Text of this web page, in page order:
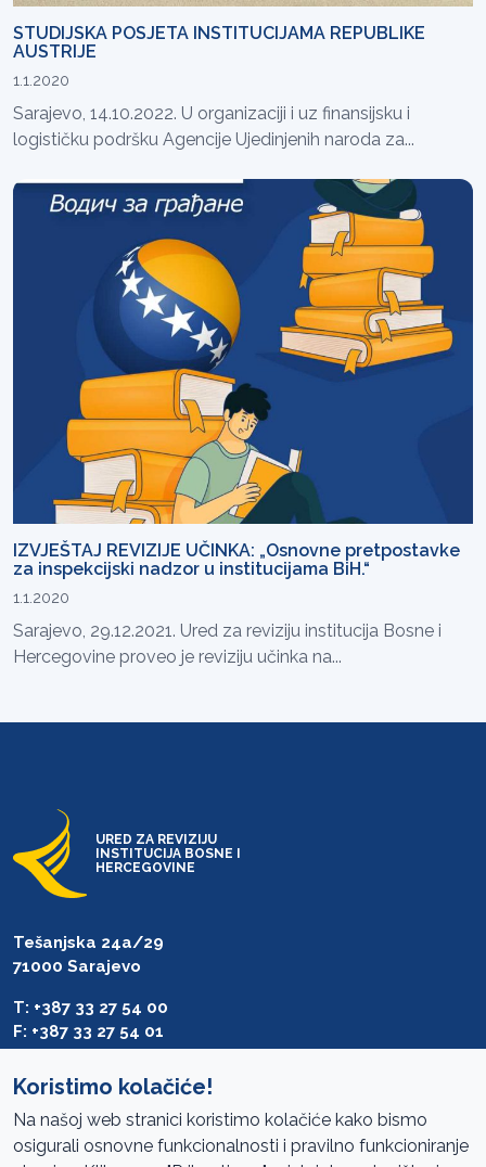
STUDIJSKA POSJETA INSTITUCIJAMA REPUBLIKE
AUSTRIJE
1.1.2020
Sarajevo, 14.10.2022. U organizaciji i uz finansijsku i
logističku podršku Agencije Ujedinjenih naroda za...
IZVJEŠTAJ REVIZIJE UČINKA: „Osnovne pretpostavke
za inspekcijski nadzor u institucijama BiH.“
1.1.2020
Sarajevo, 29.12.2021. Ured za reviziju institucija Bosne i
Hercegovine proveo je reviziju učinka na...
URED ZA REVIZIJU
INSTITUCIJA BOSNE I
HERCEGOVINE
Tešanjska 24a/29
71000 Sarajevo
T: +387 33 27 54 00
F: +387 33 27 54 01
Koristimo kolačiće!
Na našoj web stranici koristimo kolačiće kako bismo
osigurali osnovne funkcionalnosti i pravilno funkcioniranje